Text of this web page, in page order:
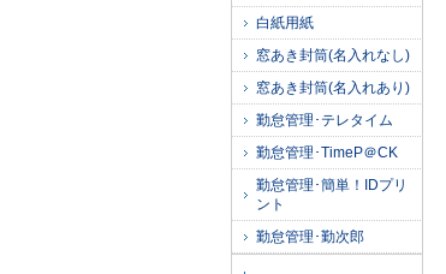
白紙用紙
窓あき封筒(名入れなし)
窓あき封筒(名入れあり)
勤怠管理･テレタイム
勤怠管理･TimeP＠CK
勤怠管理･簡単！IDプリ
ント
勤怠管理･勤次郎